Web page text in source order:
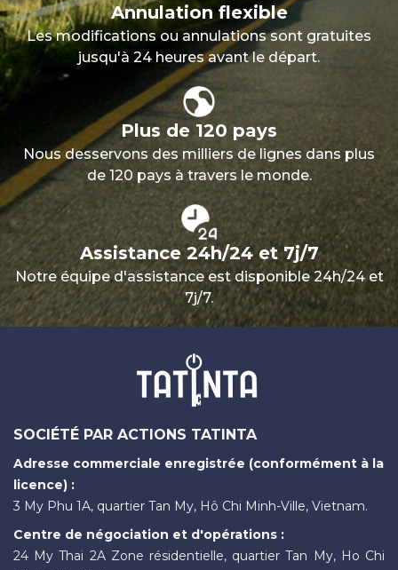
Annulation flexible
Les modifications ou annulations sont gratuites
jusqu'à 24 heures avant le départ.
Plus de 120 pays
Nous desservons des milliers de lignes dans plus
de 120 pays à travers le monde.
Assistance 24h/24 et 7j/7
Notre équipe d'assistance est disponible 24h/24 et
7j/7.
SOCIÉTÉ PAR ACTIONS TATINTA
Adresse commerciale enregistrée (conformément à la
licence) :
3 My Phu 1A, quartier Tan My, Hô Chi Minh-Ville, Vietnam.
Centre de négociation et d'opérations :
24 My Thai 2A Zone résidentielle, quartier Tan My, Ho Chi